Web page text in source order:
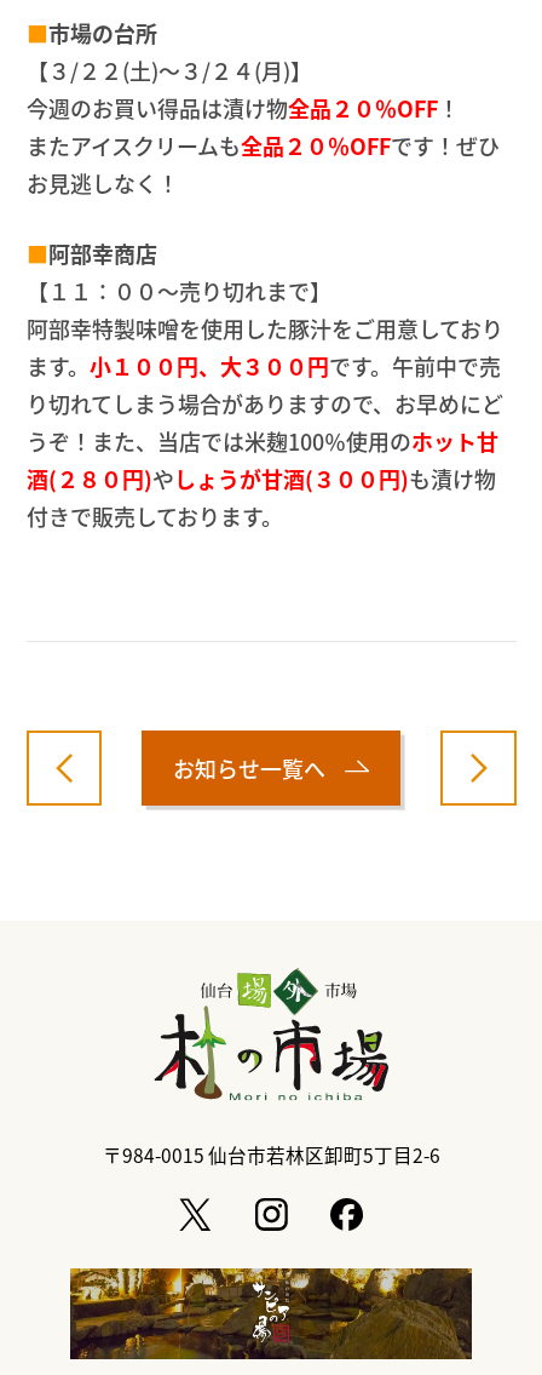
■市場の台所
【３/２２(土)～３/２４(月)】
今週のお買い得品は漬け物全品２０％OFF！
またアイスクリームも全品２０％OFFです！ぜひ
お見逃しなく！
■阿部幸商店
【１１：００～売り切れまで】
阿部幸特製味噌を使用した豚汁をご用意しており
ます。 小１００円、大３００円です。午前中で売
り切れてしまう場合がありますので、お早めにど
うぞ！また、当店では米麹100％使用のホット甘
酒(２８０円)やしょうが甘酒(３００円)も漬け物
付きで販売しております。
お知らせ一覧へ
〒984-0015仙台市若林区卸町5丁目2-6